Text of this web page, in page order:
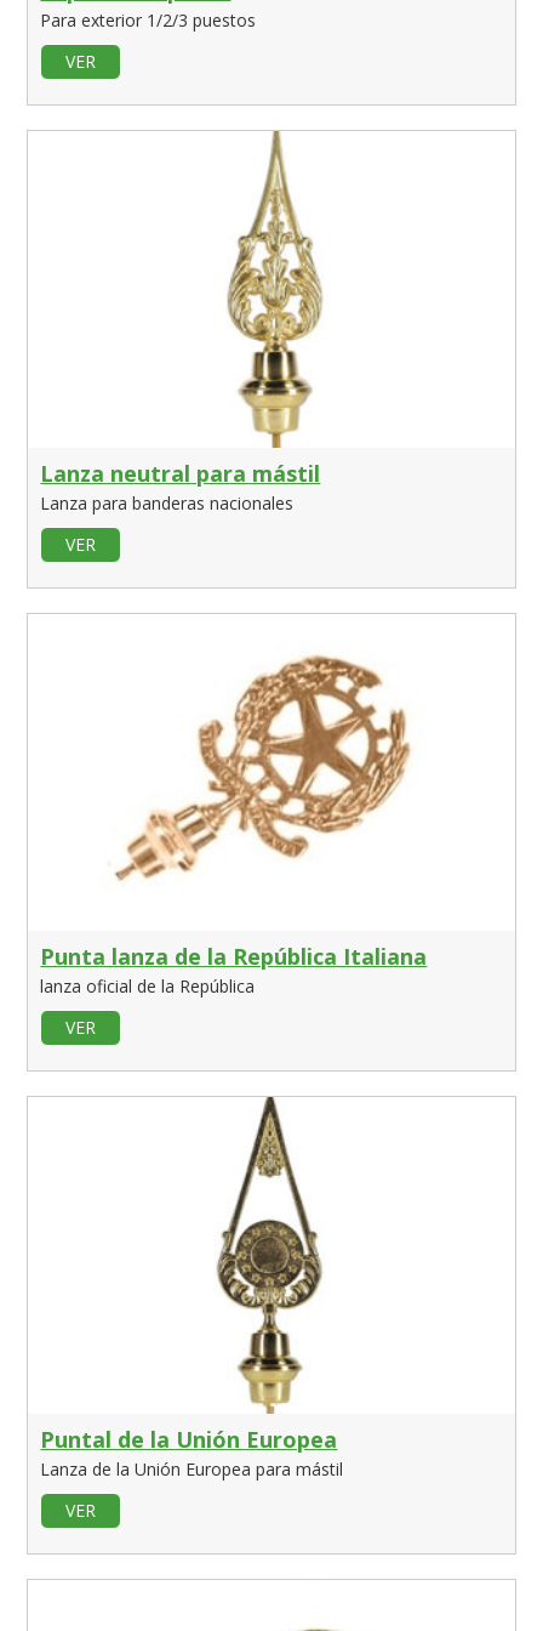
art. 14 - Ley aplicable
Para exterior 1/2/3 puestos
VER
Lanza neutral para mástil
Lanza para banderas nacionales
VER
Punta lanza de la República Italiana
lanza oficial de la República
VER
Puntal de la Unión Europea
Lanza de la Unión Europea para mástil
VER